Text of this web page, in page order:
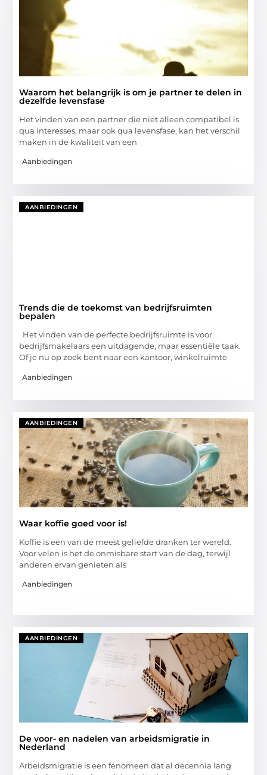
Waarom het belangrijk is om je partner te delen in
dezelfde levensfase
Het vinden van een partner die niet alleen compatibel is
qua interesses, maar ook qua levensfase, kan het verschil
maken in de kwaliteit van een
Aanbiedingen
AANBIEDINGEN
Trends die de toekomst van bedrijfsruimten
bepalen
Het vinden van de perfecte bedrijfsruimte is voor
bedrijfsmakelaars een uitdagende, maar essentiële taak.
Of je nu op zoek bent naar een kantoor, winkelruimte
Aanbiedingen
AANBIEDINGEN
Waar koffie goed voor is!
Koffie is een van de meest geliefde dranken ter wereld.
Voor velen is het de onmisbare start van de dag, terwijl
anderen ervan genieten als
Aanbiedingen
AANBIEDINGEN
De voor- en nadelen van arbeidsmigratie in
Nederland
Arbeidsmigratie is een fenomeen dat al decennia lang